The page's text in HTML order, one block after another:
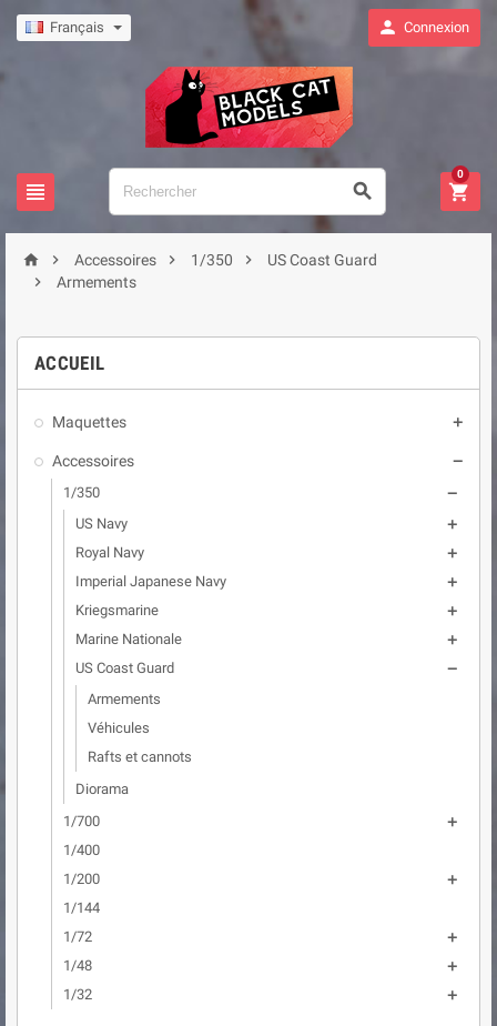
Français  Connexion
  
0
  Accessoires  1/350 
US Coast Guard

Armements
ACCUEIL
Maquettes 
Accessoires 
1/350 
US Navy 
Royal Navy 
Imperial Japanese Navy 
Kriegsmarine 
Marine Nationale 
US Coast Guard 
Armements
Véhicules
Rafts et cannots
Diorama
1/700

1/400
1/200

1/144
1/72

1/48 
1/32 